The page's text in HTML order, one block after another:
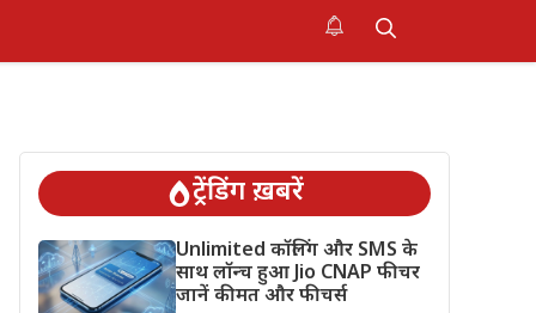
ट्रेंडिंग ख़बरें
Unlimited कॉलिंग और SMS के
साथ लॉन्च हुआ Jio CNAP फीचर
जानें कीमत और फीचर्स